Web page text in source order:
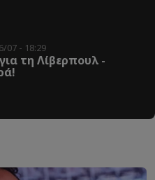
07 - 18:29
τη Λίβερπουλ -